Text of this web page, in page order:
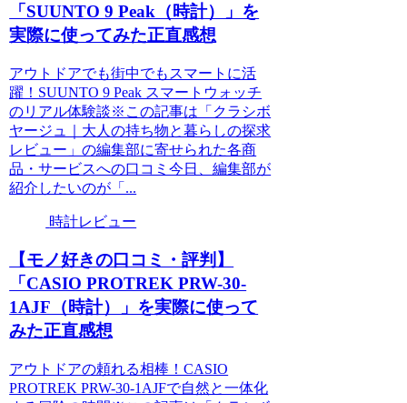
「SUUNTO 9 Peak（時計）」を
実際に使ってみた正直感想
アウトドアでも街中でもスマートに活
躍！SUUNTO 9 Peak スマートウォッチ
のリアル体験談※この記事は「クラシボ
ヤージュ｜大人の持ち物と暮らしの探求
レビュー」の編集部に寄せられた各商
品・サービスへの口コミ今日、編集部が
紹介したいのが「...
時計レビュー
【モノ好きの口コミ・評判】
「CASIO PROTREK PRW-30-
1AJF（時計）」を実際に使って
みた正直感想
アウトドアの頼れる相棒！CASIO
PROTREK PRW-30-1AJFで自然と一体化